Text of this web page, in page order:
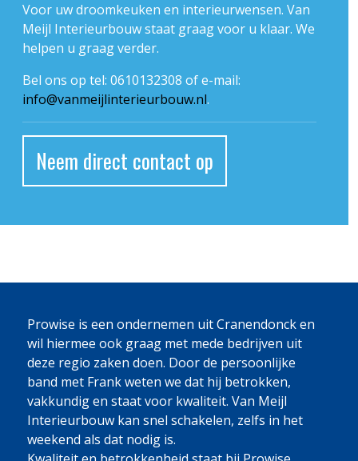
Voor uw droomkeuken en interieurwensen. Van
Meijl Interieurbouw staat graag voor u klaar. We
helpen u graag verder.
Bel ons op tel: 0610132308 of e-mail:
info@vanmeijlinterieurbouw.nl.
Neem direct contact op
Prowise is een ondernemen uit Cranendonck en
wil hiermee ook graag met mede bedrijven uit
deze regio zaken doen. Door de persoonlijke
band met Frank weten we dat hij betrokken,
vakkundig en staat voor kwaliteit. Van Meijl
Interieurbouw kan snel schakelen, zelfs in het
weekend als dat nodig is.